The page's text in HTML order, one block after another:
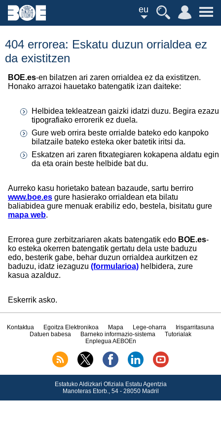
eu
404 errorea: Eskatu duzun orrialdea ez
da existitzen
BOE.es-en bilatzen ari zaren orrialdea ez da existitzen.
Honako arrazoi hauetako batengatik izan daiteke:
Helbidea tekleatzean gaizki idatzi duzu. Begira ezazu
tipografiako errorerik ez duela.
Gure web orrira beste orrialde bateko edo kanpoko
bilatzaile bateko esteka oker batetik iritsi da.
Eskatzen ari zaren fitxategiaren kokapena aldatu egin
da eta orain beste helbide bat du.
Aurreko kasu horietako batean bazaude, sartu berriro
www.boe.es gure hasierako orrialdean eta bilatu
baliabidea gure menuak erabiliz edo, bestela, bisitatu gure
mapa web.
Errorea gure zerbitzariaren akats batengatik edo BOE.es-
ko esteka okerren batengatik gertatu dela uste baduzu
edo, besterik gabe, behar duzun orrialdea aurkitzen ez
baduzu, idatz iezaguzu (formularioa) helbidera, zure
kasua azalduz.
Eskerrik asko.
Kontaktua Egoitza Elektronikoa Mapa Lege-oharra
Irisgarritasuna
Datuen babesa
Barneko informazio-sistema
Tutorialak
Enplegua AEBOEn
Estatuko Aldizkari Ofiziala Estatu Agentzia
Manoteras Etorb., 54 - 28050 Madril